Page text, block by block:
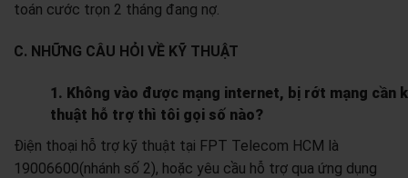
toán cước trọn 2 tháng đang nợ.
C. NHỮNG CÂU HỎI VỀ KỸ THUẬT
1. Không vào được mạng internet, bị rớt mạng cần
thuật hỗ trợ thì tôi gọi số nào?
Điện thoại hỗ trợ kỹ thuật tại FPT Telecom HCM là
19006600(nhánh số 2), hoặc yêu cầu hỗ trợ qua ứng dụng